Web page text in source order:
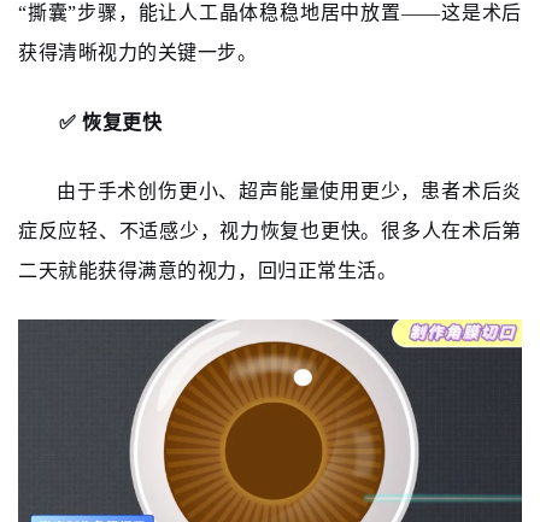
“撕囊”步骤，能让人工晶体稳稳地居中放置——这是术后
获得清晰视力的关键一步。
✅ 恢复更快
由于手术创伤更小、超声能量使用更少，患者术后炎
症反应轻、不适感少，视力恢复也更快。很多人在术后第
二天就能获得满意的视力，回归正常生活。